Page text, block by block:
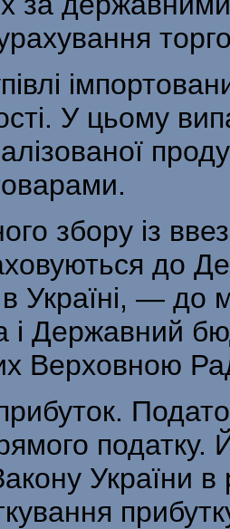
У цьому
збору із
до
Україні, — до
і Дер­жавний
Верховною
податку.
України